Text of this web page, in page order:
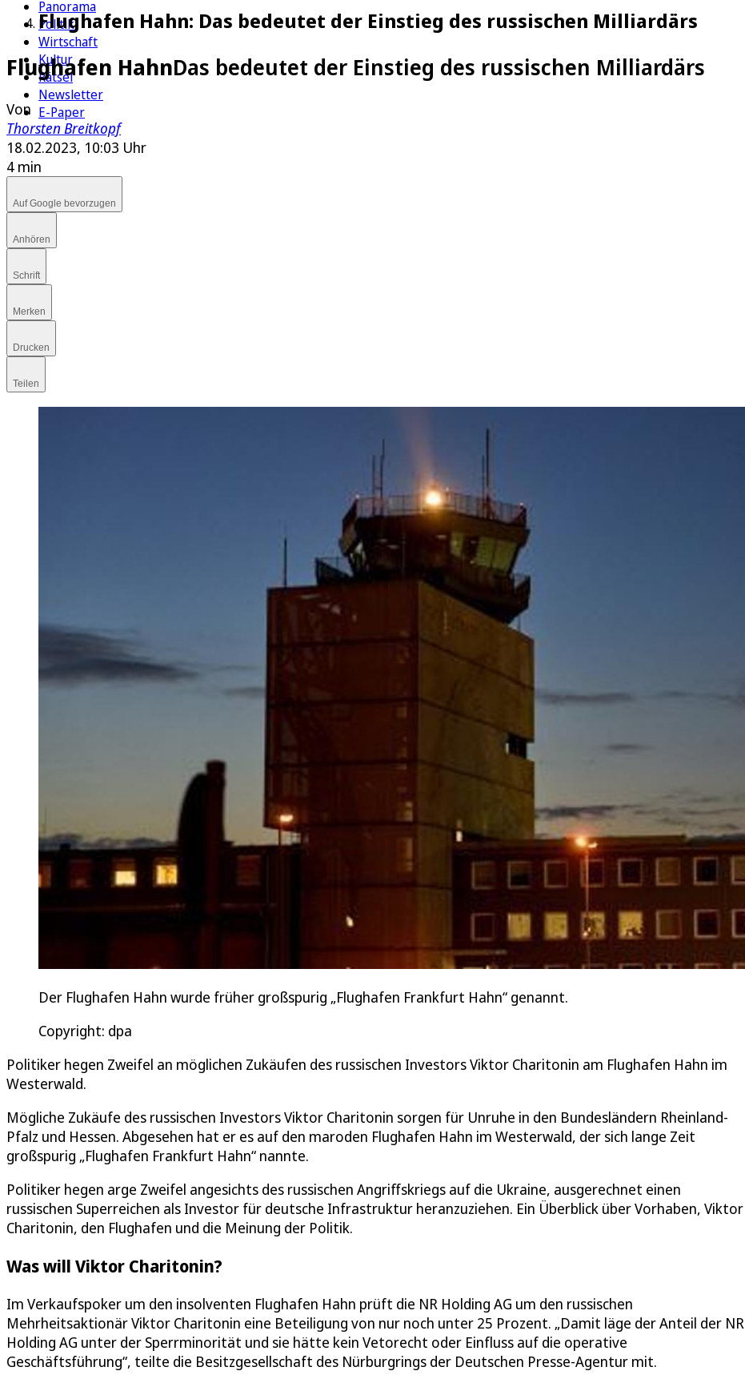
Panorama
Politik
Wirtschaft
Kultur
Rätsel
Newsletter
E-Paper
Flughafen Hahn: Das bedeutet der Einstieg des russischen Milliardärs
Flughafen HahnDas bedeutet der Einstieg des russischen Milliardärs
Von
Thorsten Breitkopf
18.02.2023, 10:03 Uhr
4 min
Auf Google bevorzugen
Anhören
Schrift
Merken
Drucken
Teilen
Der Flughafen Hahn wurde früher großspurig „Flughafen Frankfurt Hahn“ genannt.
Copyright: dpa
Politiker hegen Zweifel an möglichen Zukäufen des russischen Investors Viktor Charitonin am Flughafen Hahn im
Westerwald.
Mögliche Zukäufe des russischen Investors Viktor Charitonin sorgen für Unruhe in den Bundesländern Rheinland-
Pfalz und Hessen. Abgesehen hat er es auf den maroden Flughafen Hahn im Westerwald, der sich lange Zeit
großspurig „Flughafen Frankfurt Hahn“ nannte.
Politiker hegen arge Zweifel angesichts des russischen Angriffskriegs auf die Ukraine, ausgerechnet einen
russischen Superreichen als Investor für deutsche Infrastruktur heranzuziehen. Ein Überblick über Vorhaben, Viktor
Charitonin, den Flughafen und die Meinung der Politik.
Was will Viktor Charitonin?
Im Verkaufspoker um den insolventen Flughafen Hahn prüft die NR Holding AG um den russischen
Mehrheitsaktionär Viktor Charitonin eine Beteiligung von nur noch unter 25 Prozent. „Damit läge der Anteil der NR
Holding AG unter der Sperrminorität und sie hätte kein Vetorecht oder Einfluss auf die operative
Geschäftsführung“, teilte die Besitzgesellschaft des Nürburgrings der Deutschen Presse-Agentur mit.